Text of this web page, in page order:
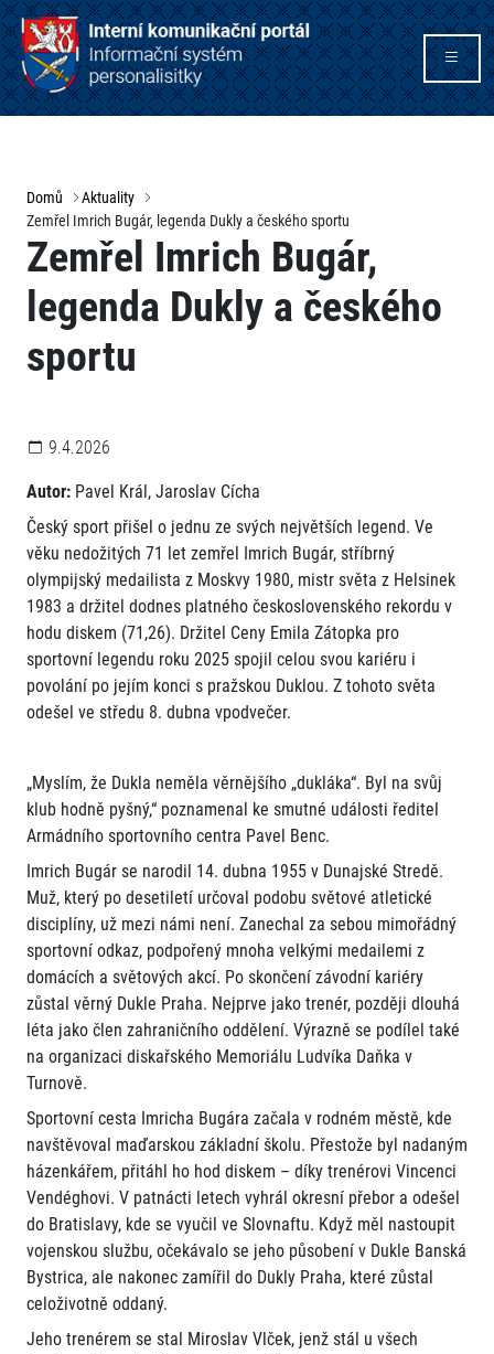
Domů
Aktuality
Zemřel Imrich Bugár, legenda Dukly a českého sportu
Zemřel Imrich Bugár,
legenda Dukly a českého
sportu
9.4.2026
Autor: Pavel Král, Jaroslav Cícha
Český sport přišel o jednu ze svých největších legend. Ve
věku nedožitých 71 let zemřel Imrich Bugár, stříbrný
olympijský medailista z Moskvy 1980, mistr světa z Helsinek
1983 a držitel dodnes platného československého rekordu v
hodu diskem (71,26). Držitel Ceny Emila Zátopka pro
sportovní legendu roku 2025 spojil celou svou kariéru i
povolání po jejím konci s pražskou Duklou. Z tohoto světa
odešel ve středu 8. dubna vpodvečer.
„Myslím, že Dukla neměla věrnějšího „dukláka“. Byl na svůj
klub hodně pyšný,“ poznamenal ke smutné události ředitel
Armádního sportovního centra Pavel Benc.
Imrich Bugár se narodil 14. dubna 1955 v Dunajské Stredě.
Muž, který po desetiletí určoval podobu světové atletické
disciplíny, už mezi námi není. Zanechal za sebou mimořádný
sportovní odkaz, podpořený mnoha velkými medailemi z
domácích a světových akcí. Po skončení závodní kariéry
zůstal věrný Dukle Praha. Nejprve jako trenér, později dlouhá
léta jako člen zahraničního oddělení. Výrazně se podílel také
na organizaci diskařského Memoriálu Ludvíka Daňka v
Turnově.
Sportovní cesta Imricha Bugára začala v rodném městě, kde
navštěvoval maďarskou základní školu. Přestože byl nadaným
házenkářem, přitáhl ho hod diskem – díky trenérovi Vincenci
Vendéghovi. V patnácti letech vyhrál okresní přebor a odešel
do Bratislavy, kde se vyučil ve Slovnaftu. Když měl nastoupit
vojenskou službu, očekávalo se jeho působení v Dukle Banská
Bystrica, ale nakonec zamířil do Dukly Praha, které zůstal
celoživotně oddaný.
Jeho trenérem se stal Miroslav Vlček, jenž stál u všech